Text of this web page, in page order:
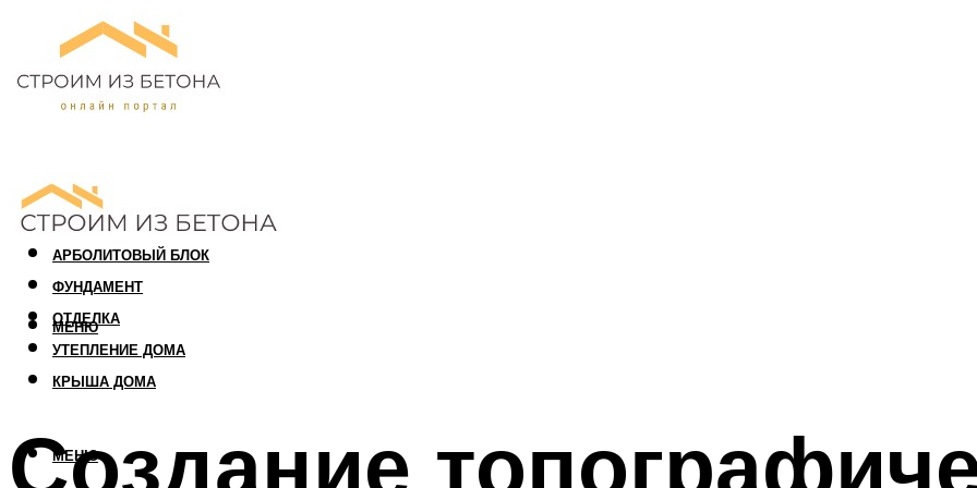
ПЕНОБЛОК
ГАЗОБЛОК
АРБОЛИТОВЫЙ БЛОК
ФУНДАМЕНТ
ОТДЕЛКА
УТЕПЛЕНИЕ ДОМА
КРЫША ДОМА
МЕНЮ
МЕНЮ
Создание